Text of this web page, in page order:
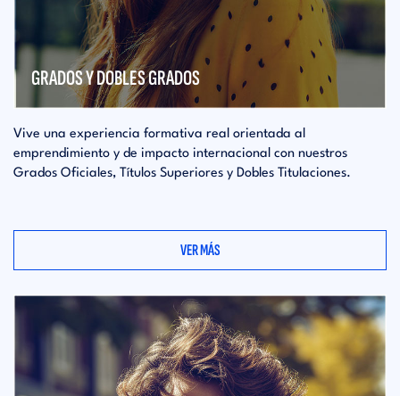
GRADOS Y DOBLES GRADOS
Vive una experiencia formativa real orientada al
emprendimiento y de impacto internacional con nuestros
Grados Oficiales, Títulos Superiores y Dobles Titulaciones.
VER MÁS